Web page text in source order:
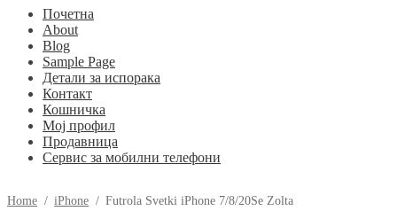
Почетна
About
Blog
Sample Page
Детали за испорака
Контакт
Кошничка
Мој профил
Продавница
Сервис за мобилни телефони
Home / iPhone / Futrola Svetki iPhone 7/8/20Se Zolta